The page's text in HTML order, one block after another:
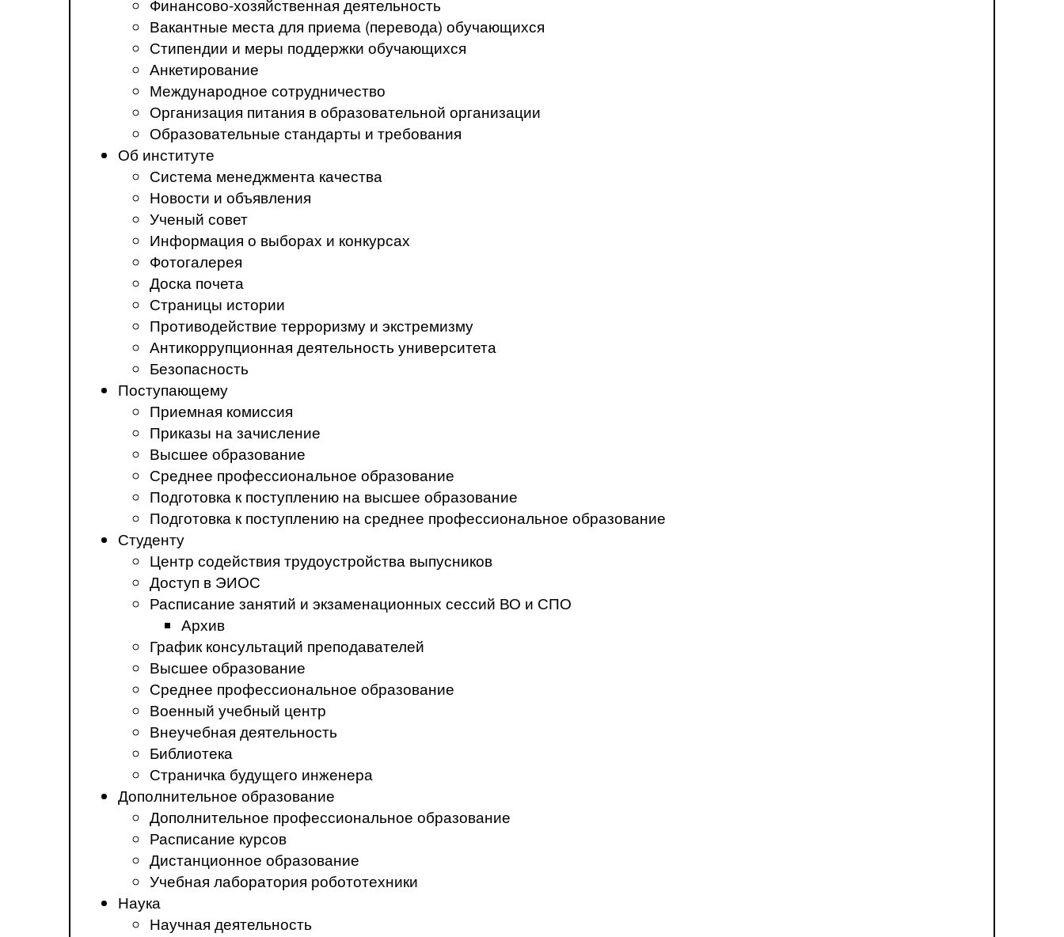
Финансово-хозяйственная деятельность
Вакантные места для приема (перевода) обучающихся
Стипендии и меры поддержки обучающихся
Анкетирование
Международное сотрудничество
Организация питания в образовательной организации
Образовательные стандарты и требования
Об институте
Система менеджмента качества
Новости и объявления
Ученый совет
Информация о выборах и конкурсах
Фотогалерея
Доска почета
Страницы истории
Противодействие терроризму и экстремизму
Антикоррупционная деятельность университета
Безопасность
Поступающему
Приемная комиссия
Приказы на зачисление
Высшее образование
Среднее профессиональное образование
Подготовка к поступлению на высшее образование
Подготовка к поступлению на среднее профессиональное образование
Студенту
Центр содействия трудоустройства выпусников
Доступ в ЭИОС
Расписание занятий и экзаменационных сессий ВО и СПО
Архив
График консультаций преподавателей
Высшее образование
Среднее профессиональное образование
Военный учебный центр
Внеучебная деятельность
Библиотека
Страничка будущего инженера
Дополнительное образование
Дополнительное профессиональное образование
Расписание курсов
Дистанционное образование
Учебная лаборатория робототехники
Наука
Научная деятельность